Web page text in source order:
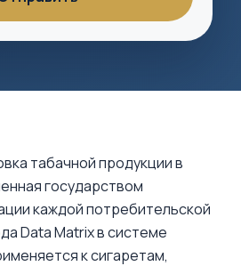
табачной продукции в
государством
каждой потребительской
Data Matrix в системе
к сигаретам,